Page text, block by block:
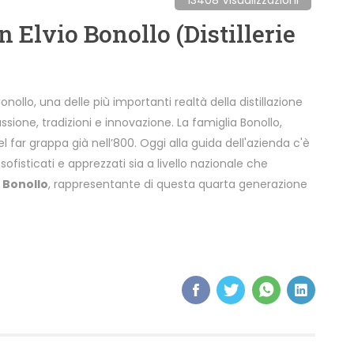
Elvio Bonollo (Distillerie
una delle più importanti realtà della distillazione
tradizioni e innovazione. La famiglia Bonollo,
grappa già nell’800. Oggi alla guida dell'azienda c'è
e apprezzati sia a livello nazionale che
Bonollo, rappresentante di questa quarta generazione